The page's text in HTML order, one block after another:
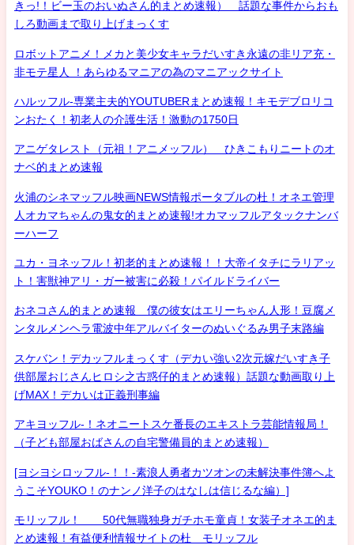
きっ!！ビー玉のおいぬさん的まとめ速報） 話題な事件からおも
しろ動画まで取り上げまっくす
ロボットアニメ！メカと美少女キャラだいすき永遠の非リア充・
非モテ星人 ！あらゆるマニアの為のマニアックサイト
ハルッフル-専業主夫的YOUTUBERまとめ速報！キモデブロリコ
ンおたく！初老人の介護生活！激動の1750日
アニゲタレスト（元祖！アニメッフル） ひきこもりニートのオ
ナベ的まとめ速報
火浦のシネマッフル映画NEWS情報ポータブルの杜！オネエ管理
人オカマちゃんの鬼女的まとめ速報!オカマッフルアタックナンバ
ーハーフ
ユカ・ヨネッフル！初老的まとめ速報！！大帝イタチにラリアッ
ト！害獣神アリ・ガー被害に必殺！パイルドライバー
おネコさん的まとめ速報 僕の彼女はエリーちゃん人形！豆腐メ
ンタルメンヘラ電波中年アルバイターのぬいぐるみ男子末路編
スケバン！デカッフルまっくす（デカい強い2次元嫁だいすき子
供部屋おじさんヒロシ之古惑仔的まとめ速報）話題な動画取り上
げMAX！デカいは正義刑事編
アキヨッフル-！ネオニートスケ番長のエキストラ芸能情報局！
（子ども部屋おばさんの自宅警備員的まとめ速報）
[ヨシヨシロッフル-！！-素浪人勇者カツオンの未解決事件簿へよ
うこそYOUKO！のナンノ洋子のはなしは信じるな編）]
モリッフル！ 50代無職独身ガチホモ童貞！女装子オネエ的ま
とめ速報！有益便利情報サイトの杜 モリッフル